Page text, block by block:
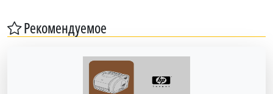
Рекомендуемое